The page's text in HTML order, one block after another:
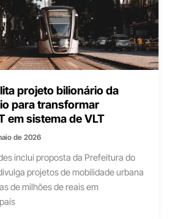
projeto bilionário da
para transformar
em sistema de VLT
de 2026
inclui proposta da Prefeitura do
projetos de mobilidade urbana
de milhões de reais em